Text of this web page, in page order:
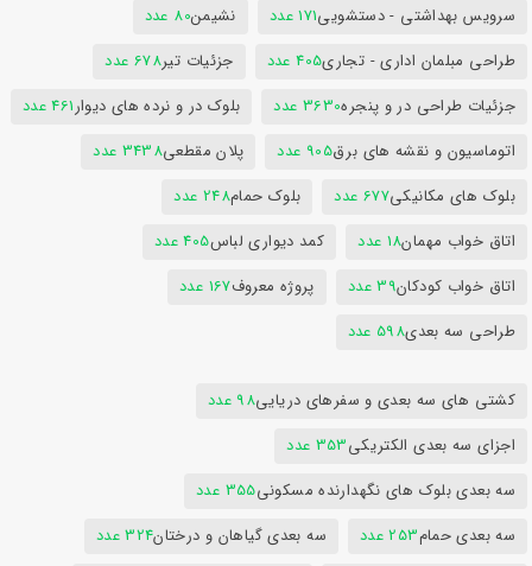
سرویس بهداشتی - دستشویی171 عدد نشیمن80 عدد
طراحی مبلمان اداری - تجاری405 عدد جزئیات تیر678 عدد
جزئیات طراحی در و پنجره3630 عدد بلوک در و نرده های دیوار461 عدد
اتوماسیون و نقشه های برق905 عدد پلان مقطعی3438 عدد
بلوک های مکانیکی677 عدد بلوک حمام248 عدد
اتاق خواب مهمان18 عدد کمد دیواری لباس405 عدد
اتاق خواب کودکان39 عدد پروژه معروف167 عدد
طراحی سه بعدی598 عدد
کشتی های سه بعدی و سفرهای دریایی98 عدد
اجزای سه بعدی الکتریکی353 عدد
سه بعدی بلوک های نگهدارنده مسکونی355 عدد
سه بعدی حمام253 عدد سه بعدی گیاهان و درختان324 عدد